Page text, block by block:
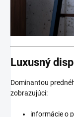
Luxusný
Dominantou
zobrazujúci:
informácie o